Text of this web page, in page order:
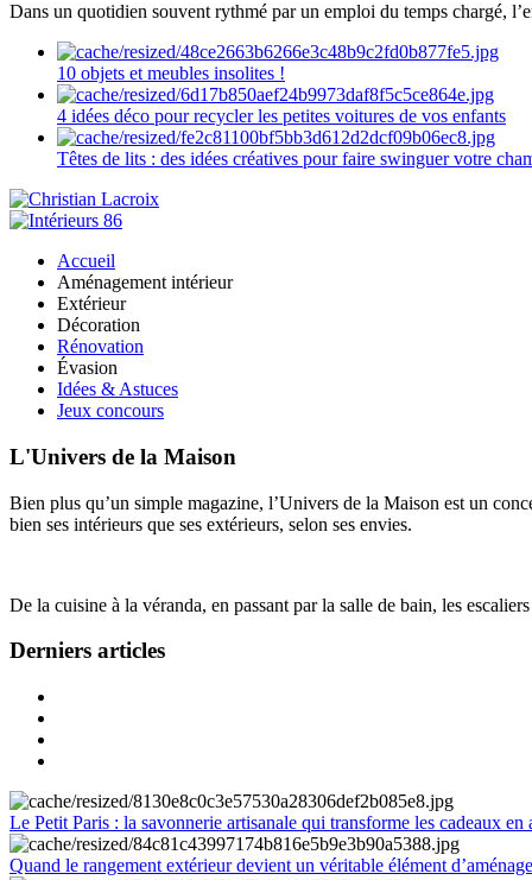
Dans un quotidien souvent rythmé par un emploi du temps chargé,
10 objets et meubles insolites !
4 idées déco pour recycler les petites voitures de vos enfants
Têtes de lits : des idées créatives pour faire swinguer votre
Accueil
Aménagement intérieur
Extérieur
Décoration
Rénovation
Évasion
Idées & Astuces
Jeux concours
L'Univers de la Maison
Bien plus qu’un simple magazine, l’Univers de la Maison est un
bien ses intérieurs que ses extérieurs, selon ses envies.
De la cuisine à la véranda, en passant par la salle de bain, les
Derniers articles
Le Petit Paris : la savonnerie artisanale qui transforme les cadeaux en
Quand le rangement extérieur devient un véritable élément